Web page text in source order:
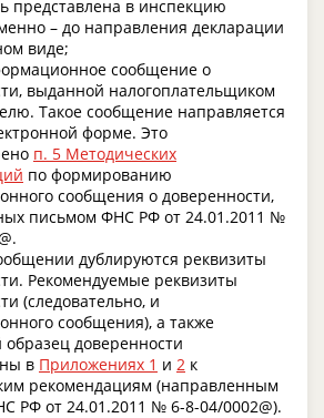
представлена в инспекцию
– до направления декларации
виде;
сообщение о
выданной налогоплательщиком
Такое сообщение направляется
форме. Это
п. 5 Методических
по формированию
сообщения о доверенности,
письмом ФНС РФ от 24.01.2011 №
дублируются реквизиты
Рекомендуемые реквизиты
(следовательно, и
сообщения), а также
доверенности
в Приложениях 1 и 2 к
рекомендациям (направленным
РФ от 24.01.2011 № 6-8-04/0002@).